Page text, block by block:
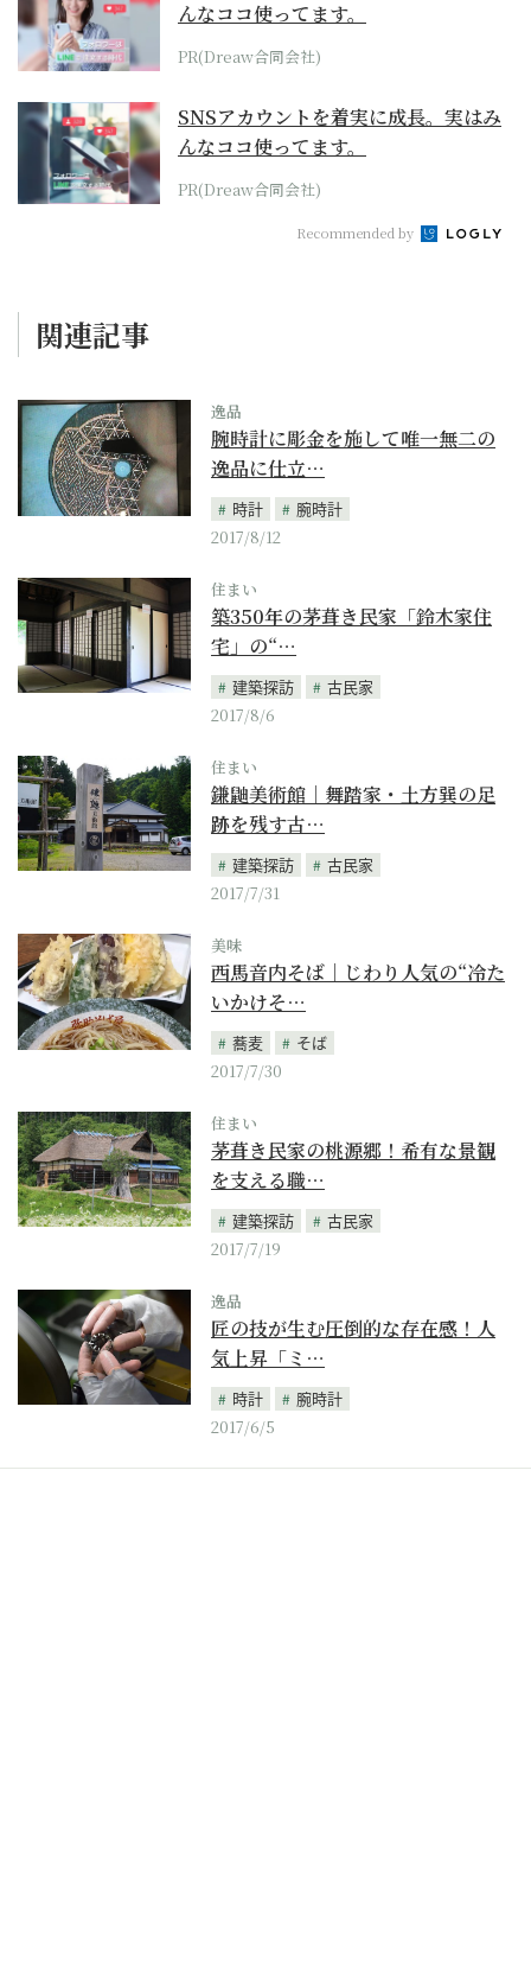
んなココ使ってます。
PR(Dreaw合同会社)
SNSアカウントを着実に成長。実はみ
んなココ使ってます。
PR(Dreaw合同会社)
Recommended by
関連記事
逸品
腕時計に彫金を施して唯一無二の
逸品に仕立…
時計
腕時計
2017/8/12
住まい
築350年の茅葺き民家「鈴木家住
宅」の“…
建築探訪
古民家
2017/8/6
住まい
鎌鼬美術館｜舞踏家・土方巽の足
跡を残す古…
建築探訪
古民家
2017/7/31
美味
西馬音内そば｜じわり人気の“冷た
いかけそ…
蕎麦
そば
2017/7/30
住まい
茅葺き民家の桃源郷！希有な景観
を支える職…
建築探訪
古民家
2017/7/19
逸品
匠の技が生む圧倒的な存在感！人
気上昇「ミ…
時計
腕時計
2017/6/5